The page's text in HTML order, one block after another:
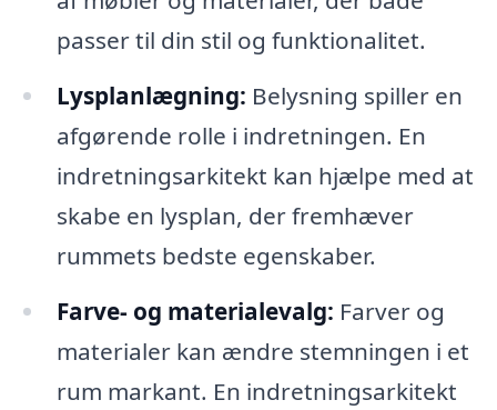
passer til din stil og funktionalitet.
Lysplanlægning: Belysning spiller en
afgørende rolle i indretningen. En
indretningsarkitekt kan hjælpe med at
skabe en lysplan, der fremhæver
rummets bedste egenskaber.
Farve- og materialevalg: Farver og
materialer kan ændre stemningen i et
rum markant. En indretningsarkitekt